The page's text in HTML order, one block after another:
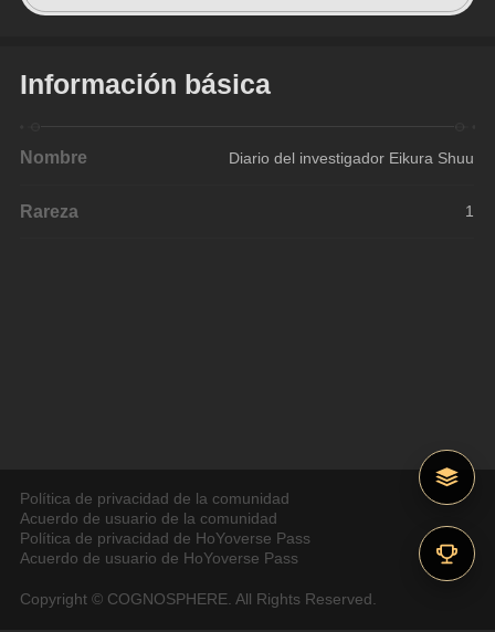
Información básica
Nombre Diario del investigador Eikura Shuu
Rareza 1
Política de privacidad de la comunidad
Acuerdo de usuario de la comunidad
Política de privacidad de HoYoverse Pass
Acuerdo de usuario de HoYoverse Pass
Copyright © COGNOSPHERE. All Rights Reserved.